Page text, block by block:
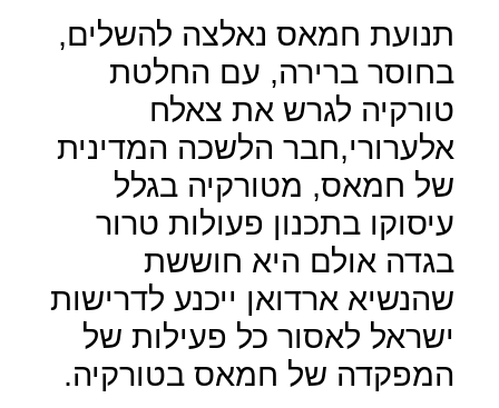
תנועת חמאס נאלצה להשלים,
בחוסר ברירה, עם החלטת
טורקיה לגרש את צאלח
אלערורי,חבר הלשכה המדינית
של חמאס, מטורקיה בגלל
עיסוקו בתכנון פעולות טרור
בגדה אולם היא חוששת
שהנשיא ארדואן ייכנע לדרישות
ישראל לאסור כל פעילות של
המפקדה של חמאס בטורקיה.